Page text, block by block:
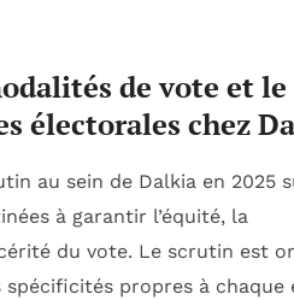
de vote et le
électorales chez
au sein de Dalkia en 2025
à garantir l’équité, la
du vote. Le scrutin est
spécificités propres à chaque